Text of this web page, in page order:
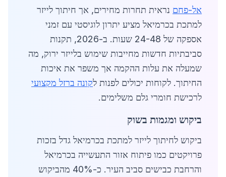
אל-פחם נראית תחרות מחירים, אך חיתוך לייזר
למתכת בכרמיאל מציע יתרון לוגיסטי עם זמני
אספקה של 24-48 שעות. ב-2026, תקנות
סביבתיות חדשות מחייבות שימוש בלייזר ירוק, מה
שמעלה את עלות ההקמה אך משפר את איכות
החיתוך. לקוחות יכולים לפנות לקונה ברזל מקצועי
לרכישת חומרי גלם משלימים.
ביקוש ומגמות בשוק
ביקוש לחיתוך לייזר למתכת בכרמיאל גדל בזכות
פרויקטים כמו פיתוח אזור התעשייה בכרמיאל
והרחבת כבישים סביב העיר. כ-40% מהביקוש